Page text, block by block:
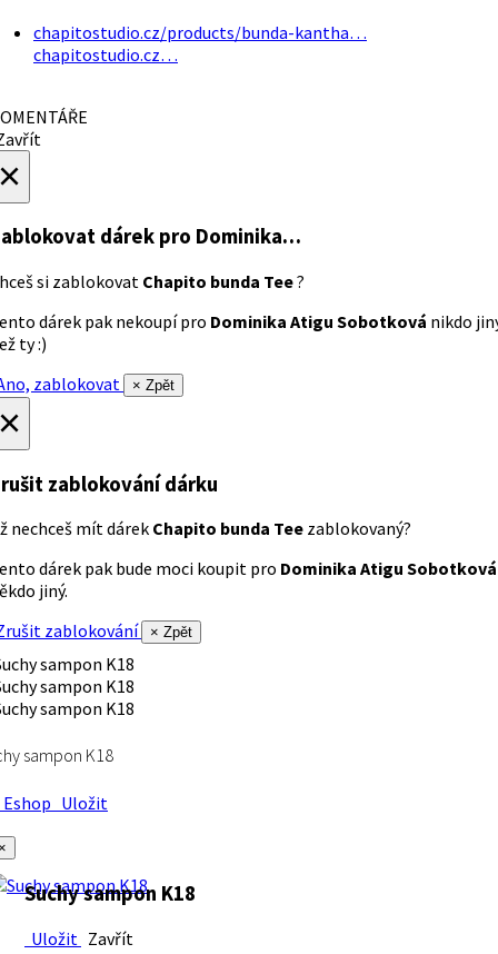
chapitostudio.cz/products/bunda-kantha…
chapitostudio.cz…
dárek pro Dominika…
si zablokovat Chapito bunda Tee?
dárek pak nekoupí pro Dominika Atigu Sobotková nikdo
ty :)
zablokovat
× Zpět
zablokování dárku
nechceš mít dárek Chapito bunda Tee zablokovaný?
dárek pak bude moci koupit pro Dominika Atigu Sobotková
jiný.
zablokování
× Zpět
sampon K18
Uložit
Suchy sampon K18
Uložit Zavřít